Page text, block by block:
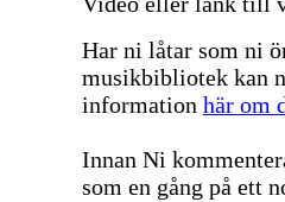
Har ni låtar som ni
musikbibliotek kan
information här om
Innan Ni
som en gång på ett